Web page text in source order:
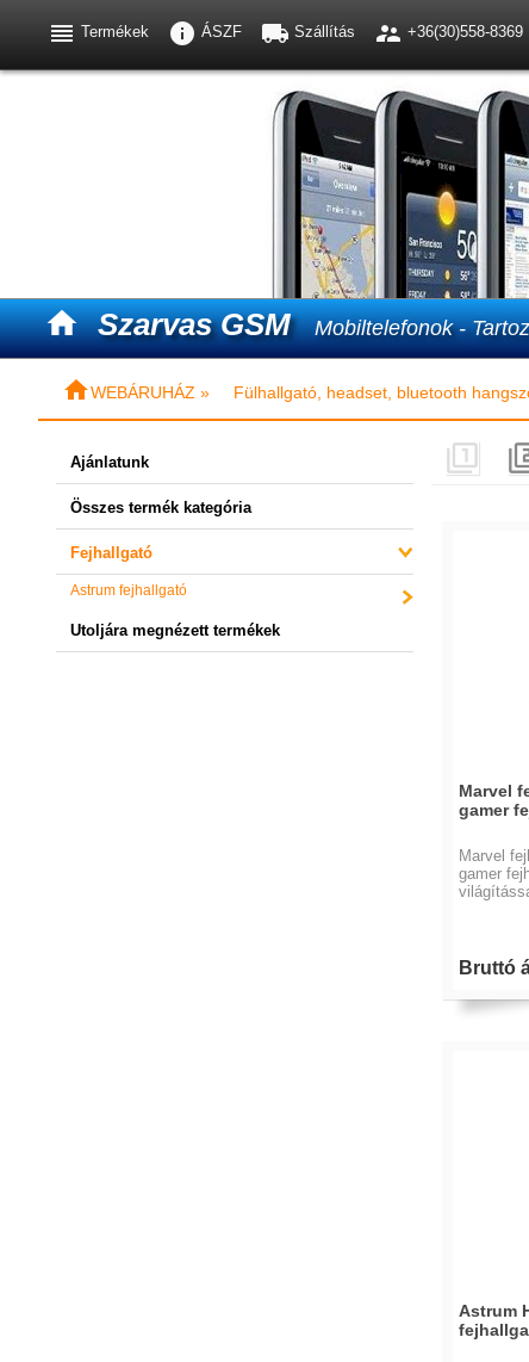
 Szarvas GSM Mobiltelefonok -
 Termékek  ÁSZF  Szállítás  +36(30)558-8369
WEBÁRUHÁZ » Fülhallgató, headset, bluetooth
Ajánlatunk
Összes termék kategória
Fejhallgató
Astrum fejhallgató
Utoljára megnézett termékek

Marvel
gamer
Marvel
gamer
Bruttó
Astrum